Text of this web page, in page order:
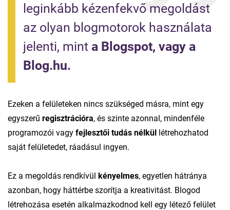
leginkább kézenfekvő megoldást
az olyan blogmotorok használata
jelenti, mint a Blogspot, vagy a
Blog.hu.
Ezeken a felületeken nincs szükséged másra, mint egy
egyszerű regisztrációra, és szinte azonnal, mindenféle
programozói vagy fejlesztői tudás nélkül létrehozhatod
saját felületedet, ráadásul ingyen.
Ez a megoldás rendkívül kényelmes, egyetlen hátránya
azonban, hogy háttérbe szorítja a kreativitást. Blogod
létrehozása esetén alkalmazkodnod kell egy létező felület